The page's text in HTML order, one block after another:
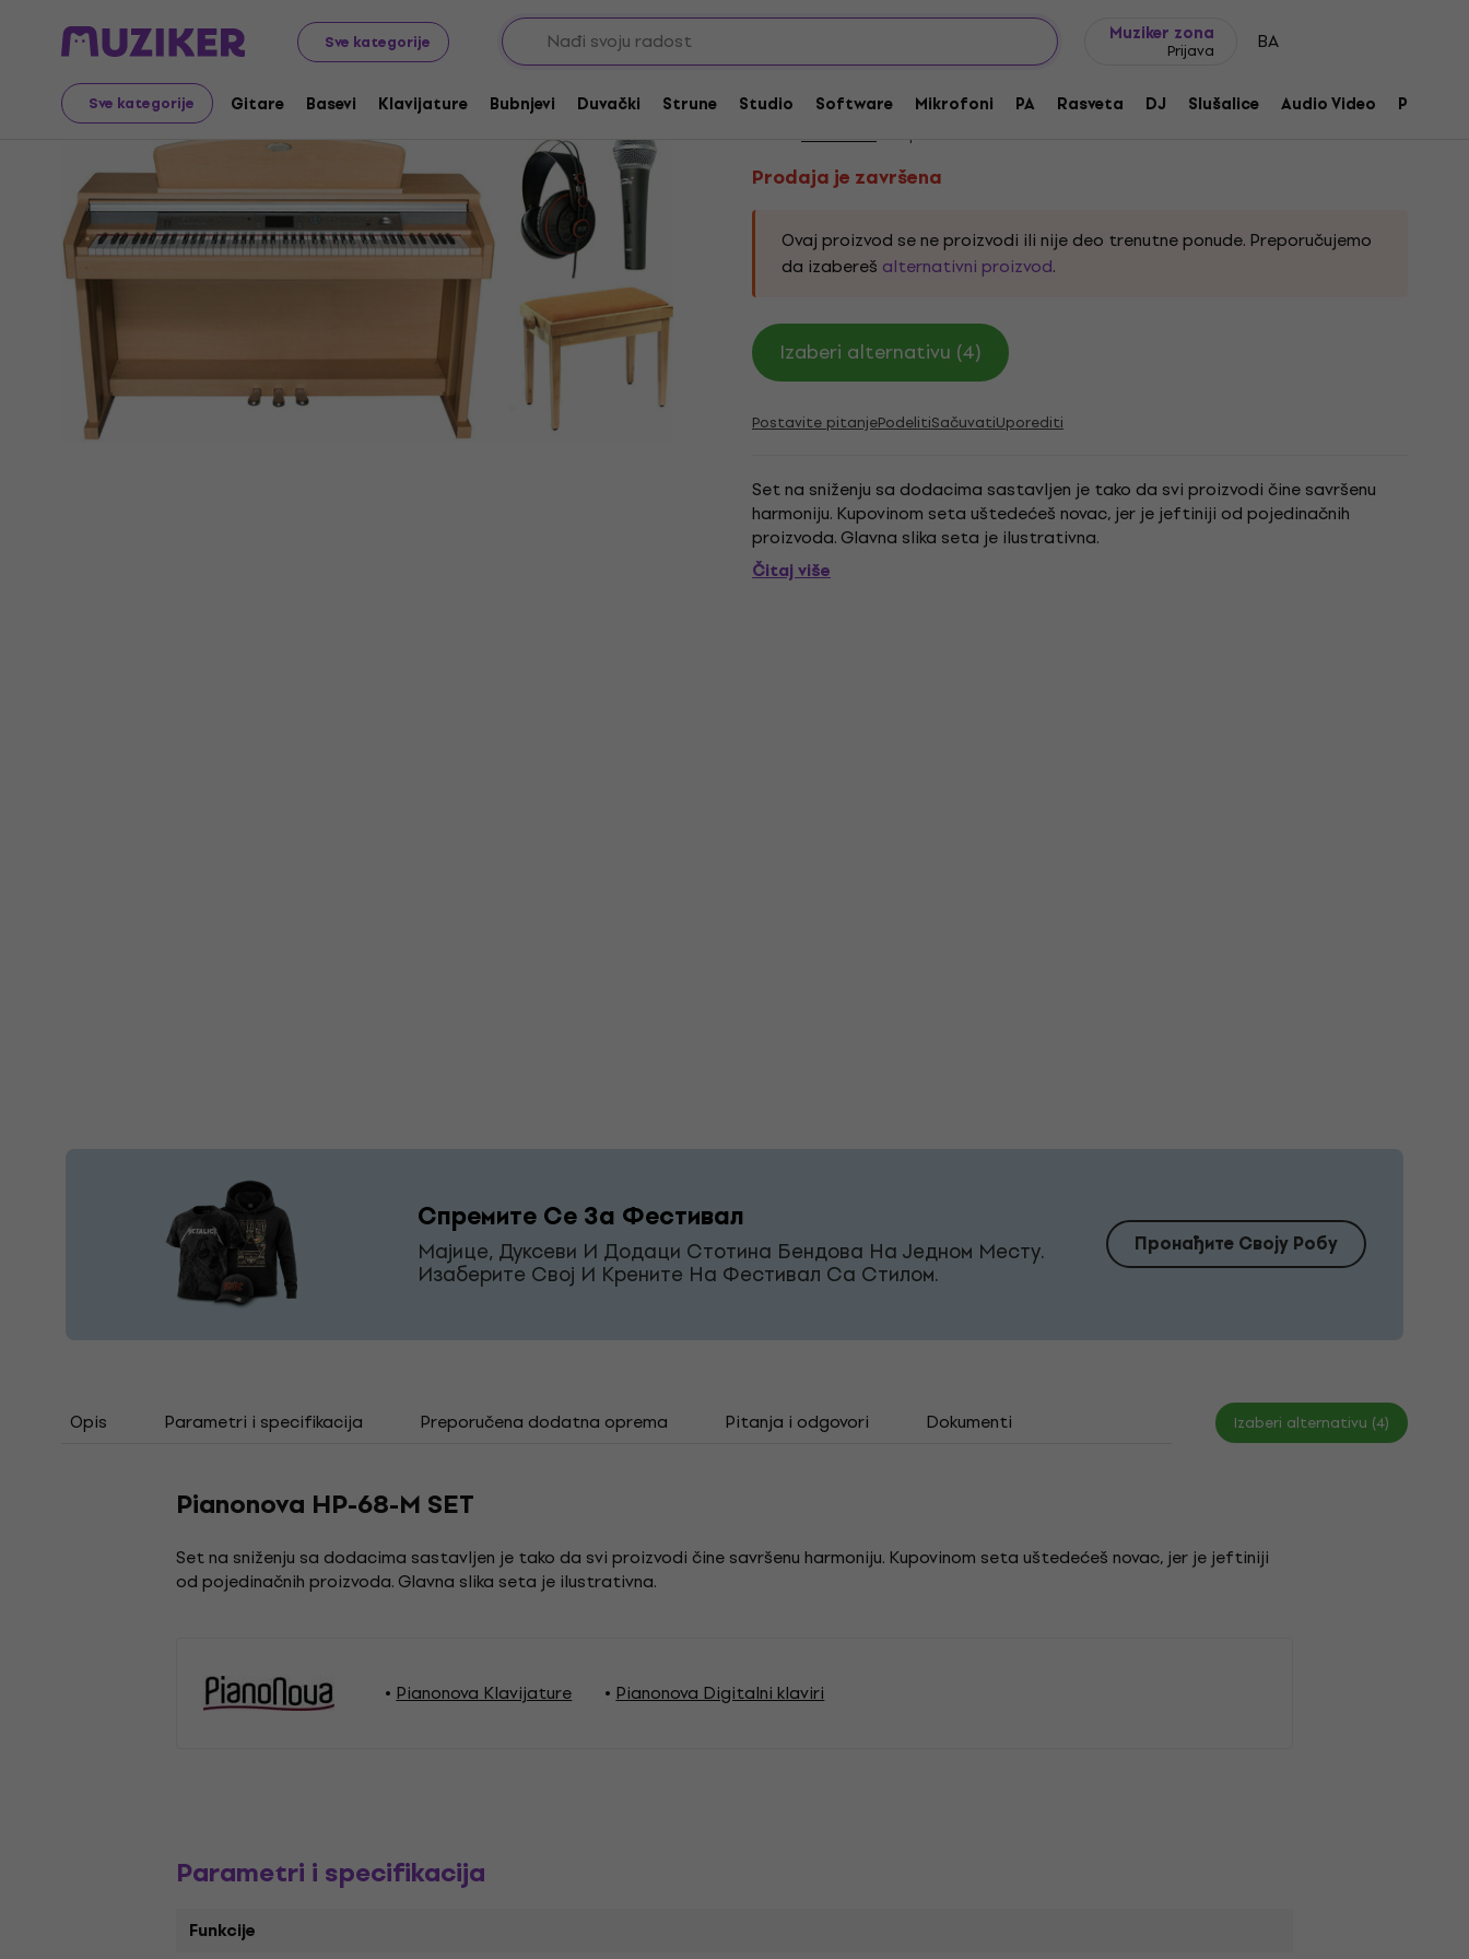
Sve kategorije
Muziker zona
Prijava BA
Sve kategorije Gitare Basevi Klavijature Bubnjevi Duvački Strune Studio Software Mikrofoni PA Rasveta DJ Slušalice Audio Video Pribor
Muzički instrumenti Klavijature Digitalni klaviri
Prodaja je završena
Prodaja je završena
Pianonova HP-68-M SET
Kod proizvoda:
Prodaja je završena
Ovaj proizvod se ne proizvodi ili nije deo trenutne ponude. Preporučujemo
da izabereš alternativni proizvod.
Izaberi alternativu (4)
Postavite pitanjePodelitiSačuvatiUporediti
Set na sniženju sa dodacima sastavljen je tako da svi proizvodi čine savršenu
harmoniju. Kupovinom seta uštedećeš novac, jer je jeftiniji od pojedinačnih
proizvoda. Glavna slika seta je ilustrativna.
Čitaj više
Спремите Се За Фестивал
Мајице, Дуксеви И Додаци Стотина Бендова На Једном Месту.
Изаберите Свој И Крените На Фестивал Са Стилом.
Пронађите Своју Робу
Opis Parametri i specifikacija Preporučena dodatna oprema Pitanja i odgovori Dokumenti Izaberi alternativu (4)
Pianonova HP-68-M SET
Set na sniženju sa dodacima sastavljen je tako da svi proizvodi čine savršenu harmoniju. Kupovinom seta uštedećeš novac, jer je jeftiniji
od pojedinačnih proizvoda. Glavna slika seta je ilustrativna.
Pianonova Klavijature Pianonova Digitalni klaviri
Parametri i specifikacija
Funkcije